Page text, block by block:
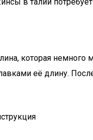
которая
её длину.